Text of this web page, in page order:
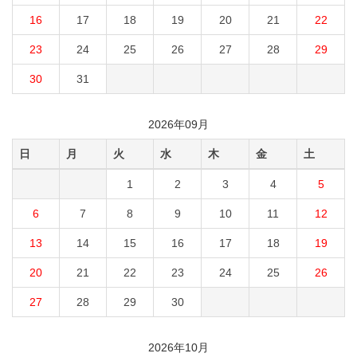
16 17 18 19 20 21 22
23 24 25 26 27 28 29
30 31
2026年09月
日 月 火 水 木 金 土
1 2 3 4 5
6 7 8 9 10 11 12
13 14 15 16 17 18 19
20 21 22 23 24 25 26
27 28 29 30
2026年10月